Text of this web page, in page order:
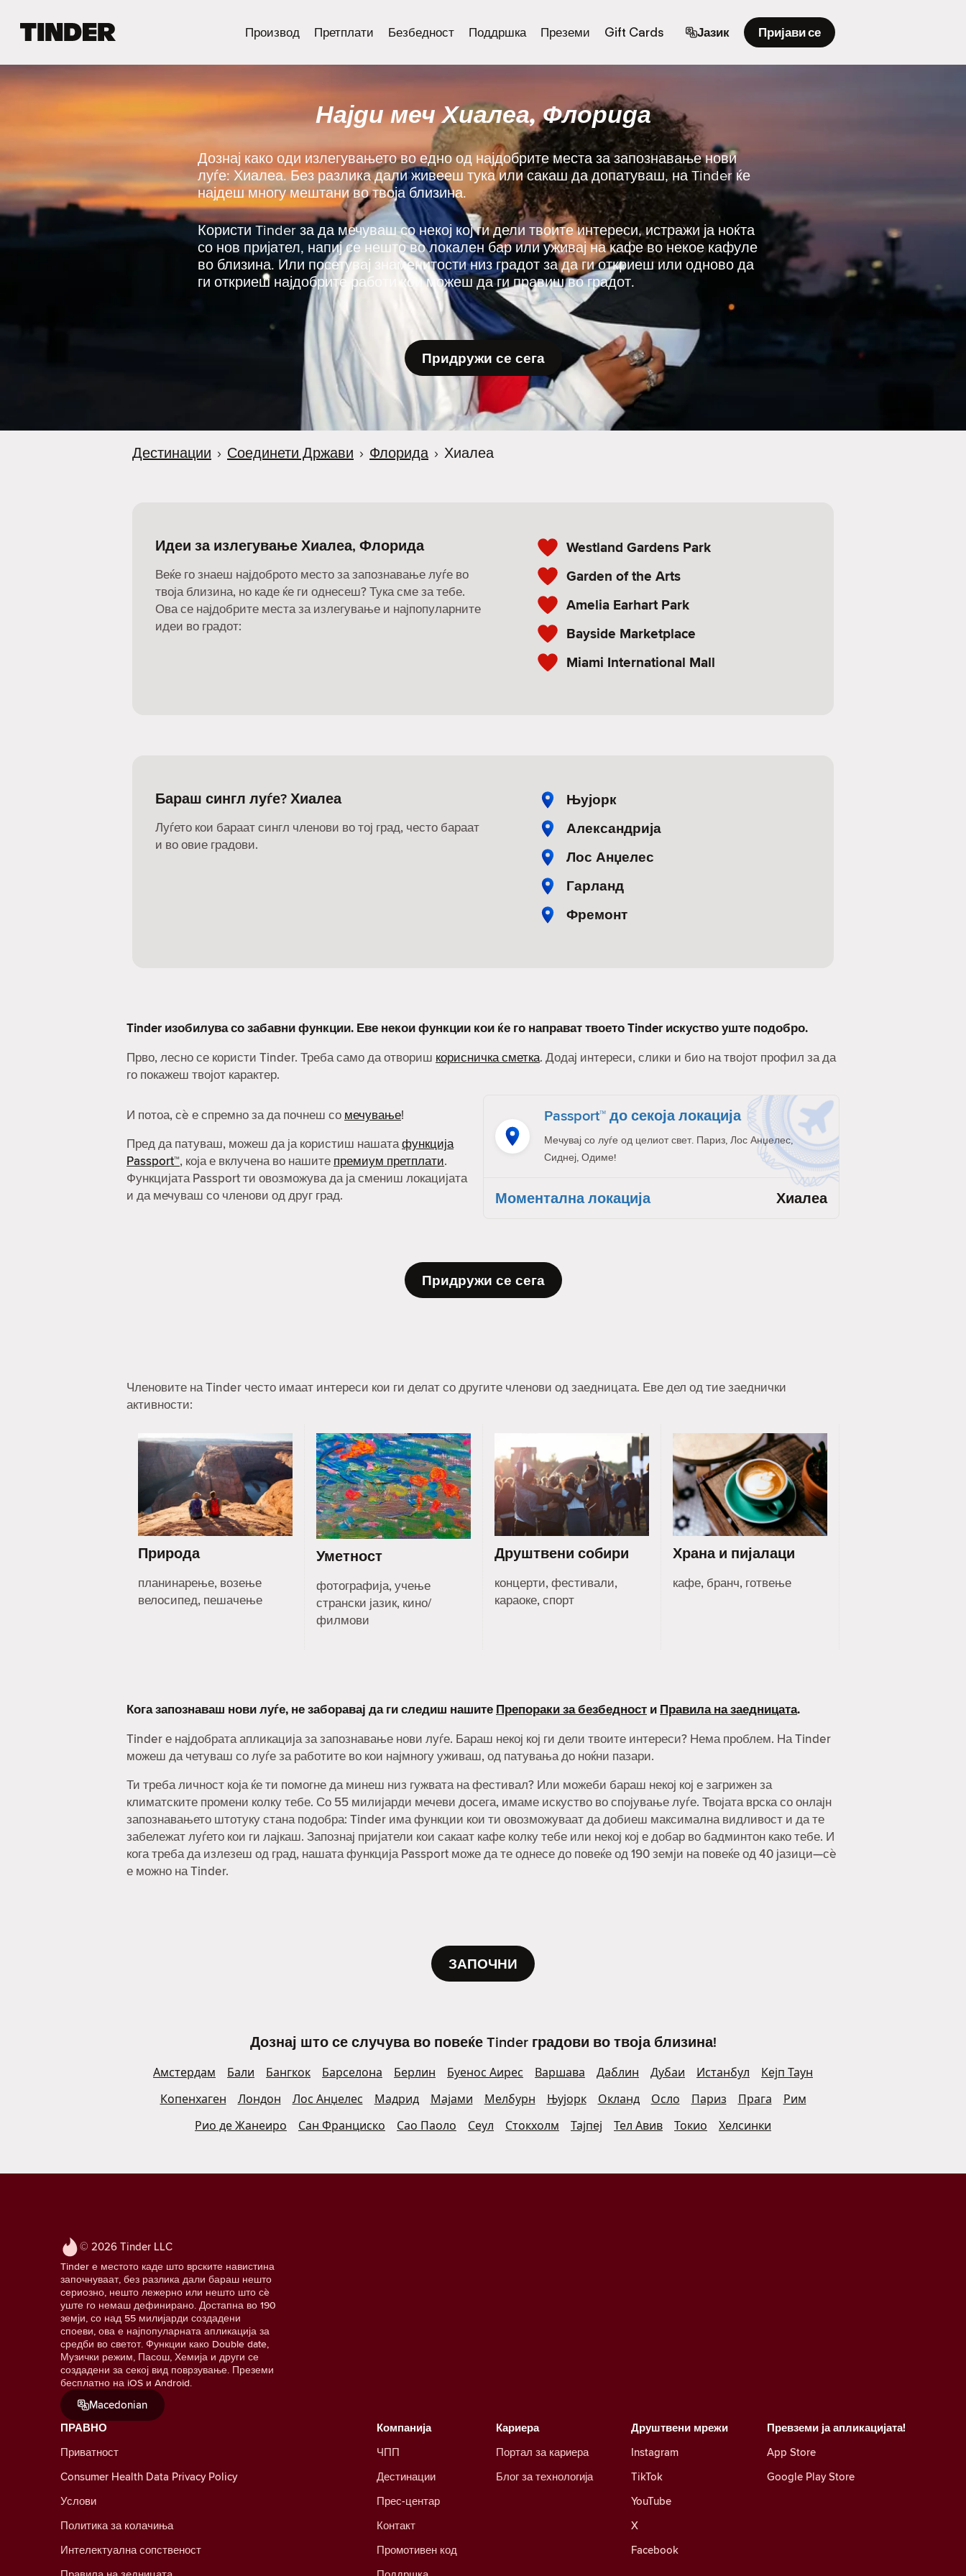
e
Производ Претплати Безбедност Поддршка Преземи Gift Cards Јазик Пријави се
Најди меч Хиалеа, Флорида
Дознај како оди излегувањето во едно од најдобрите места за запознавање нови
луѓе: Хиалеа. Без разлика дали живееш тука или сакаш да допатуваш, на Tinder ќе
најдеш многу мештани во твоја близина.
Користи Tinder за да мечуваш со некој кој ги дели твоите интереси, истражи ја ноќта
со нов пријател, напиј се нешто во локален бар или уживај на кафе во некое кафуле
во близина. Или посетувај знаменитости низ градот за да ги откриеш или одново да
ги откриеш најдобрите работи кои можеш да ги правиш во градот.
Придружи се сега
Дестинации › Соединети Држави › Флорида › Хиалеа
Идеи за излегување Хиалеа, Флорида
Веќе го знаеш најдоброто место за запознавање луѓе во
твоја близина, но каде ќе ги однесеш? Тука сме за тебе.
Ова се најдобрите места за излегување и најпопуларните
идеи во градот:
Westland Gardens Park
Garden of the Arts
Amelia Earhart Park
Bayside Marketplace
Miami International Mall
Бараш сингл луѓе? Хиалеа
Луѓето кои бараат сингл членови во тој град, често бараат
и во овие градови.
Њујорк
Александрија
Лос Анџелес
Гарланд
Фремонт
Tinder изобилува со забавни функции. Еве некои функции кои ќе го направат твоето Tinder искуство уште подобро.
Прво, лесно се користи Tinder. Треба само да отвориш корисничка сметка. Додај интереси, слики и био на твојот профил за да
го покажеш твојот карактер.
И потоа, сè е спремно за да почнеш со мечување!
Пред да патуваш, можеш да ја користиш нашатафункција
Passport™, која е вклучена во нашите премиум претплати.
Функцијата Passport ти овозможува да ја смениш локацијата
и да мечуваш со членови од друг град.
Passport™ до секоја локација
Мечувај со луѓе од целиот свет. Париз, Лос Анџелес,
Сиднеј, Одиме!
Моментална локација Хиалеа
Придружи се сега
Членовите на Tinder често имаат интереси кои ги делат со другите членови од заедницата. Еве дел од тие заеднички
активности:
Природа
планинарење, возење
велосипед, пешачење
Уметност
фотографија, учење
странски јазик, кино/
филмови
Друштвени собири
концерти, фестивали,
караоке, спорт
Храна и пијалаци
кафе, бранч, готвење
Кога запознаваш нови луѓе, не заборавај да ги следиш нашите Препораки за безбедност и Правила на заедницата.
Tinder е најдобрата апликација за запознавање нови луѓе. Бараш некој кој ги дели твоите интереси? Нема проблем. На Tinder
можеш да четуваш со луѓе за работите во кои најмногу уживаш, од патувања до ноќни пазари.
Ти треба личност која ќе ти помогне да минеш низ гужвата на фестивал? Или можеби бараш некој кој е загрижен за
климатските промени колку тебе. Со 55 милијарди мечеви досега, имаме искуство во спојување луѓе. Твојата врска со онлајн
запознавањето штотуку стана подобра: Tinder има функции кои ти овозможуваат да добиеш максимална видливост и да те
забележат луѓето кои ги лајкаш. Запознај пријатели кои сакаат кафе колку тебе или некој кој е добар во бадминтон како тебе. И
кога треба да излезеш од град, нашата функција Passport може да те однесе до повеќе од 190 земји на повеќе од 40 јазици—сè
е можно на Tinder.
ЗАПОЧНИ
Дознај што се случува во повеќе Tinder градови во твоја близина!
Амстердам Бали Бангкок Барселона Берлин Буенос Аирес Варшава Даблин Дубаи Истанбул
Кејп Таун
Копенхаген
Лондон Лос Анџелес Мадрид Мајами Мелбурн Њујорк Окланд Осло Париз Прага
Рим
Рио де Жанеиро
Сан Франциско Сао Паоло Сеул Стокхолм Тајпеј Тел Авив Токио Хелсинки
© 2026 Tinder LLC
Tinder е местото каде што врските навистина
започнуваат, без разлика дали бараш нешто
сериозно, нешто лежерно или нешто што сè
уште го немаш дефинирано. Достапна во 190
земји, со над 55 милијарди создадени
споеви, ова е најпопуларната апликација за
средби во светот. Функции како Double date,
Музички режим, Пасош, Хемија и други се
создадени за секој вид поврзување. Преземи
бесплатно на iOS и Android.
Macedonian
Друштвени мрежи
Instagram
TikTok
YouTube
X
Facebook
ПРАВНО
Приватност
Consumer Health Data Privacy Policy
Услови
Политика за колачиња
Интелектуална сопственост
Кариера
Портал за кариера
Блог за технологија
Компанија
ЧПП
Дестинации
Прес-центар
Контакт
Промотивен код
Превземи ја апликацијата!
App Store
Google Play Store